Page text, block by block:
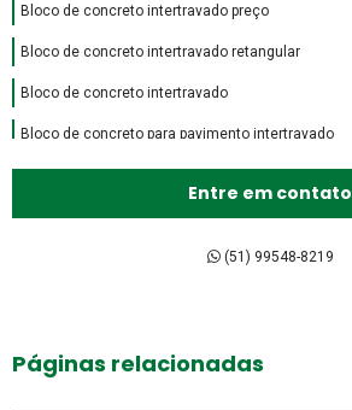
Bloco de concreto intertravado preço
Bloco de concreto intertravado retangular
Bloco de concreto intertravado
Bloco de concreto para pavimento intertravado
Bloco de encaixe de concreto
Bloco intertravado de concreto preço
Bloco intertravado de concreto
Bloco intertravado retangular
Entre em contato
(51) 99548-8219
Páginas relacionadas